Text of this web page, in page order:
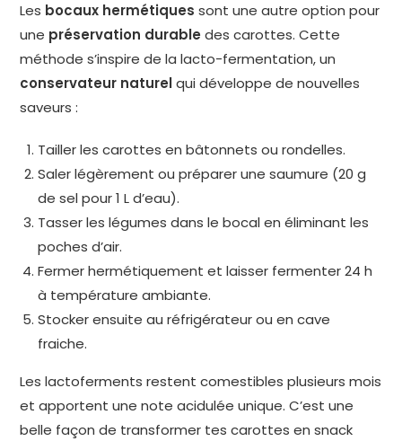
Les bocaux hermétiques sont une autre option pour
une préservation durable des carottes. Cette
méthode s’inspire de la lacto-fermentation, un
conservateur naturelqui développe de nouvelles
saveurs :
Tailler les carottes en bâtonnets ou rondelles.
Saler légèrement ou préparer une saumure (20 g
de sel pour 1 L d’eau).
Tasser les légumes dans le bocal en éliminant les
poches d’air.
Fermer hermétiquement et laisser fermenter 24 h
à température ambiante.
Stocker ensuite au réfrigérateur ou en cave
fraiche.
Les lactoferments restent comestibles plusieurs mois
et apportent une note acidulée unique. C’est une
belle façon de transformer tes carottes en snack